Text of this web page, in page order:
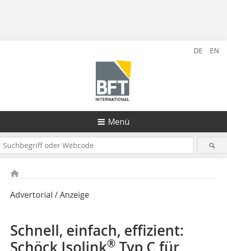
DE EN
Menü
Advertorial / Anzeige
Schnell, einfach, effizient:
Schöck Isolink® Typ C für